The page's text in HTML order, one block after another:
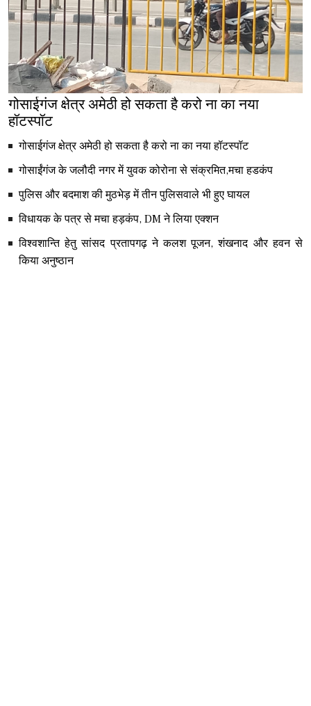
गोसाईगंज क्षेत्र अमेठी हो सकता है करो ना का नया
हॉटस्पॉट
गोसाईगंज क्षेत्र अमेठी हो सकता है करो ना का नया हॉटस्पॉट
गोसाईंगंज के जलौदी नगर में युवक कोरोना से संक्रमित,मचा हडकंप
पुलिस और बदमाश की मुठभेड़ में तीन पुलिसवाले भी हुए घायल
विधायक के पत्र से मचा हड़कंप, DM ने लिया एक्शन
विश्वशान्ति हेतु सांसद प्रतापगढ़ ने कलश पूजन, शंखनाद और हवन से
किया अनुष्ठान